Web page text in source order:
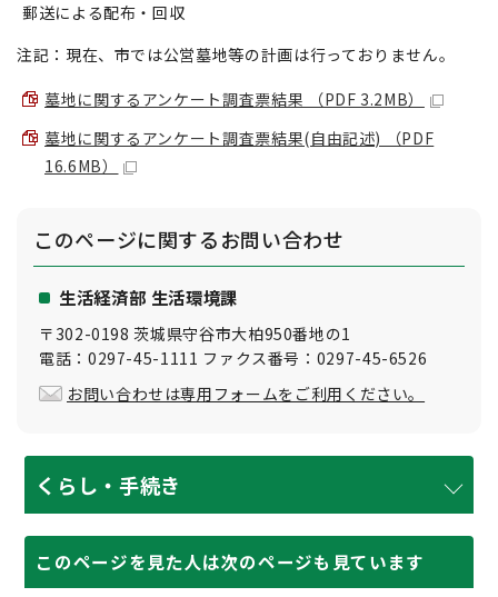
郵送による配布・回収
注記：現在、市では公営墓地等の計画は行っておりません。
墓地に関するアンケート調査票結果 （PDF 3.2MB）
墓地に関するアンケート調査票結果(自由記述) （PDF
16.6MB）
このページに関するお問い合わせ
生活経済部 生活環境課
〒302-0198 茨城県守谷市大柏950番地の1
電話：0297-45-1111 ファクス番号：0297-45-6526
お問い合わせは専用フォームをご利用ください。
くらし・手続き
このページを見た人は次のページも見ています